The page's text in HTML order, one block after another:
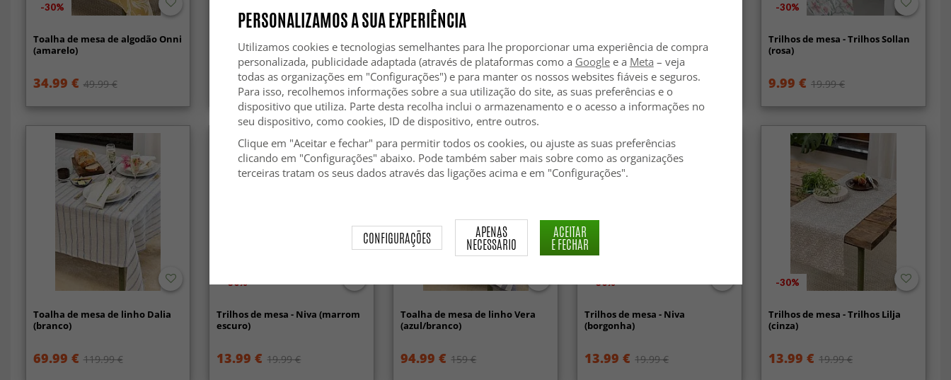
-30%
Toalha de mesa de algodão Onni
(amarelo)
34.99 € 49.99 €
(verde)
13.99 € 19.99 €
(roxo)
13.99 € 19.99 €
(verde)
13.99 € 19.99 €
-30%
Trilhos de mesa - Trilhos Sollan
(rosa)
9.99 € 19.99 €
Toalha de mesa de linho Dalia
(branco)
69.99 € 119.99 €
-30%
Trilhos de mesa - Niva (marrom
escuro)
13.99 € 19.99 €
Toalha de mesa de linho Vera
(azul/branco)
94.99 € 159 €
-30%
Trilhos de mesa - Niva
(borgonha)
13.99 € 19.99 €
-30%
Trilhos de mesa - Trilhos Lilja
(cinza)
13.99 € 19.99 €
PERSONALIZAMOS A SUA EXPERIÊNCIA
Utilizamos cookies e tecnologias semelhantes para lhe proporcionar uma experiência de compra
personalizada, publicidade adaptada (através de plataformas como a Googlee a Meta – veja
todas as organizações em "Configurações") e para manter os nossos websites fiáveis e seguros.
Para isso, recolhemos informações sobre a sua utilização do site, as suas preferências e o
dispositivo que utiliza. Parte desta recolha inclui o armazenamento e o acesso a informações no
seu dispositivo, como cookies, ID de dispositivo, entre outros.
Clique em "Aceitar e fechar" para permitir todos os cookies, ou ajuste as suas preferências
clicando em "Configurações" abaixo. Pode também saber mais sobre como as organizações
terceiras tratam os seus dados através das ligações acima e em "Configurações".
CONFIGURAÇÕES APENAS
NECESSÁRIO
ACEITAR
E FECHAR